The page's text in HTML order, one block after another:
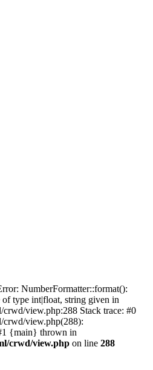
NumberFormatter::format():
type int|float, string given in
view.php:288 Stack trace: #0
crwd/view.php(288):
{main} thrown in
crwd/view.php on line 288